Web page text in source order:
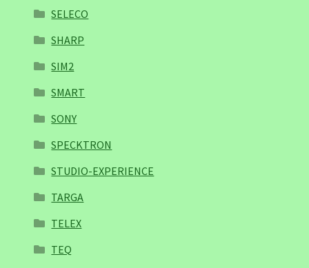
SELECO
SHARP
SIM2
SMART
SONY
SPECKTRON
STUDIO-EXPERIENCE
TARGA
TELEX
TEQ